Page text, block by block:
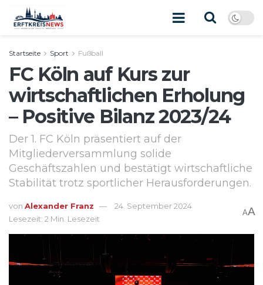
Startseite Sport Fußball
FC Köln auf Kurs zur
wirtschaftlichen Erholung
– Positive Bilanz 2023/24
Der 1. FC Köln präsentiert auf der
Mitgliederversammlung solide
Geschäftszahlen und bestätigt wirtschaftliche
Stabilität trotz sportlicher Herausforderungen.
von Alexander Franz
24. September 2024
Lesezeit: 2 Min. Lesezeit
AA